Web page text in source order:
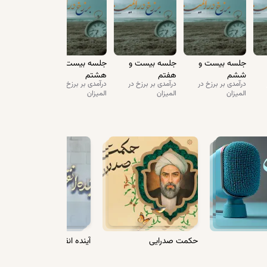
در اعماق جانش فرورفته بود. برای من محسوس
پیوند خورده و متصل شده است. راستی من هر وقت حساب
دانه‌های اشکشان بر روی محاسن سفیدشان می‌چکید،
که توصیف شده است؛ یعنی روح کندن و بردن و چیزهای
از بدن باشد، بدن همش کنده‌شدن، فاصله، دورشدن از
آدم وقتی می‌خوابد خلاص می‌شود از این چک و سفته
شیرین است. جدایی روح از بدن، مواجه‌شدن با یک
بعد برمی‌گردم این قضیه مرحوم آقای شیرازی را به آن
جلسه بیست و
ششم
درآمدی بر برزخ در
المیزان
جلسه بیست و
هفتم
درآمدی بر برزخ در
المیزان
جلسه بیست و
هشتم
درآمدی بر برزخ در
المیزان
حکمت صدرایی آینده انقلاب